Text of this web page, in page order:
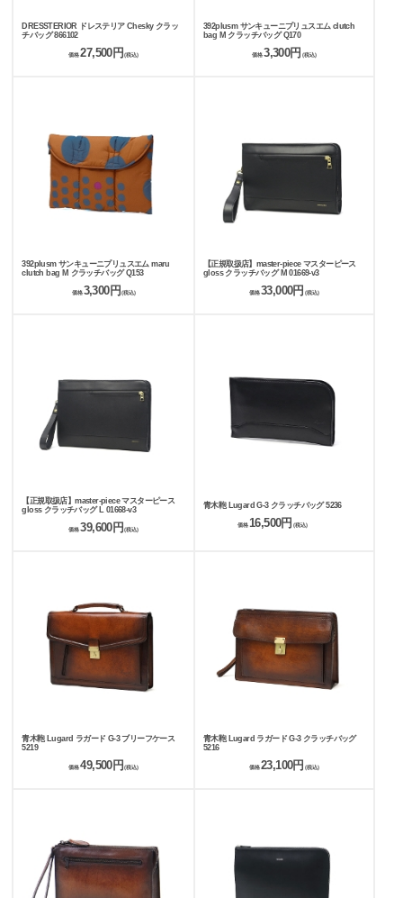
DRESSTERIOR ドレステリア Chesky クラッ
チバッグ 866102
価格 27,500円 (税込)
392plusm サンキューニプリュスエム clutch
bag M クラッチバッグ Q170
価格3,300円 (税込)
392plusm サンキューニプリュスエム maru
clutch bag M クラッチバッグ Q153
価格 3,300円(税込)
【正規取扱店】master-piece マスターピース
gloss クラッチバッグ M 01669-v3
価格33,000円 (税込)
【正規取扱店】master-piece マスターピース
gloss クラッチバッグ L 01668-v3
価格 39,600円 (税込)
青木鞄 Lugard G-3 クラッチバッグ 5236
価格16,500円 (税込)
青木鞄 Lugard ラガード G-3 ブリーフケース
5219
価格 49,500円(税込)
青木鞄 Lugard ラガード G-3 クラッチバッグ
5216
価格23,100円 (税込)